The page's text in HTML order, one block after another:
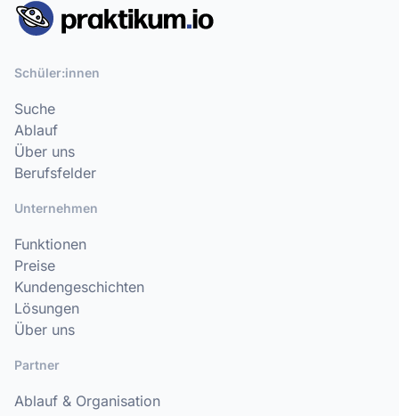
Schüler:innen
Suche
Ablauf
Über uns
Berufsfelder
Unternehmen
Funktionen
Preise
Kundengeschichten
Lösungen
Über uns
Partner
Ablauf & Organisation